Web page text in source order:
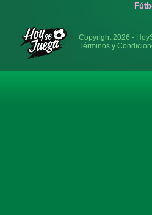
Copyright 2026 -
Términos y